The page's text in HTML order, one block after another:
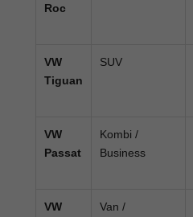
Roc
VW
Tiguan
SUV
VW
Passat
Kombi /
Business
VW
Van /